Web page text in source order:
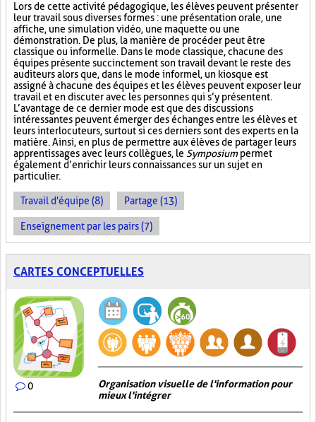
Lors de cette activité pédagogique, les élèves peuvent présenter
leur travail sous diverses formes : une présentation orale, une
affiche, une simulation vidéo, une maquette ou une
démonstration. De plus, la manière de procéder peut être
classique ou informelle. Dans le mode classique, chacune des
équipes présente succinctement son travail devant le reste des
auditeurs alors que, dans le mode informel, un kiosque est
assigné à chacune des équipes et les élèves peuvent exposer leur
travail et en discuter avec les personnes qui s’y présentent.
L’avantage de ce dernier mode est que des discussions
intéressantes peuvent émerger des échanges entre les élèves et
leurs interlocuteurs, surtout si ces derniers sont des experts en la
matière. Ainsi, en plus de permettre aux élèves de partager leurs
apprentissages avec leurs collègues, le Symposiumpermet
également d’enrichir leurs connaissances sur un sujet en
particulier.
Travail d'équipe (8) Partage (13)
Enseignement par les pairs (7)
CARTES CONCEPTUELLES
0
Organisation visuelle de l'information pour
mieux l'intégrer